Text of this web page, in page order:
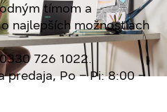
tímom a
najlepších možnostiach
726 1022.
predaja, Po – Pi: 8:00 –